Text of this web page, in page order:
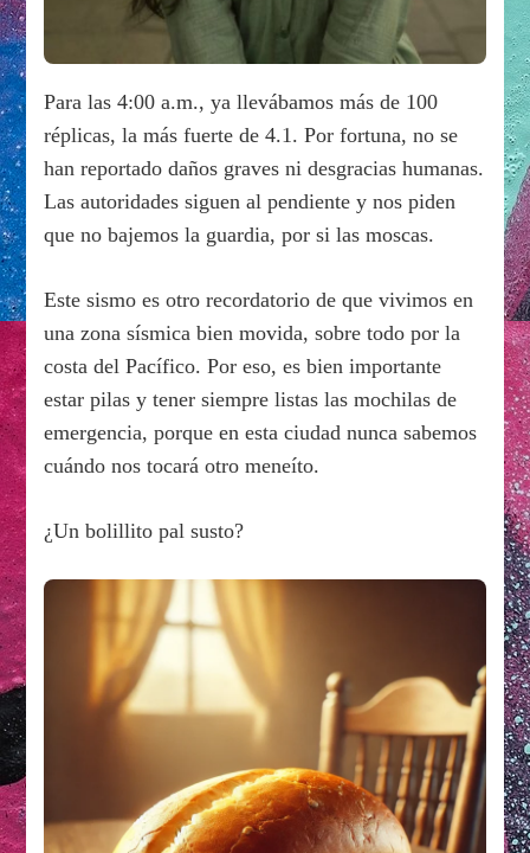
Para las 4:00 a.m., ya llevábamos más de 100
réplicas, la más fuerte de 4.1. Por fortuna, no se
han reportado daños graves ni desgracias humanas.
Las autoridades siguen al pendiente y nos piden
que no bajemos la guardia, por si las moscas.
Este sismo es otro recordatorio de que vivimos en
una zona sísmica bien movida, sobre todo por la
costa del Pacífico. Por eso, es bien importante
estar pilas y tener siempre listas las mochilas de
emergencia, porque en esta ciudad nunca sabemos
cuándo nos tocará otro meneíto.
¿Un bolillito pal susto?